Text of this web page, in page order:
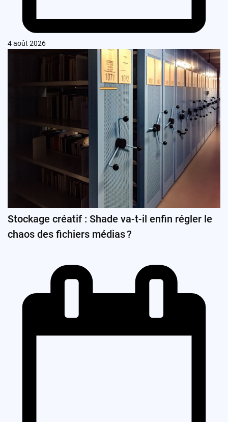
4 août 2026
Stockage créatif : Shade va-t-il enfin régler le
chaos des fichiers médias ?